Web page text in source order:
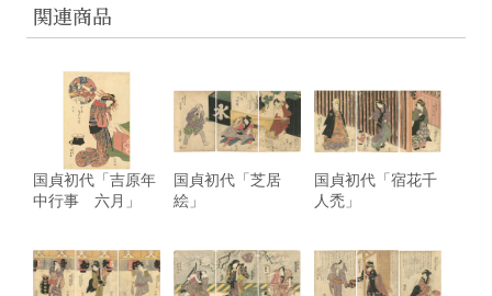
関連商品
国貞初代「吉原年
中行事 六月」
国貞初代「芝居
絵」
国貞初代「宿花千
人禿」